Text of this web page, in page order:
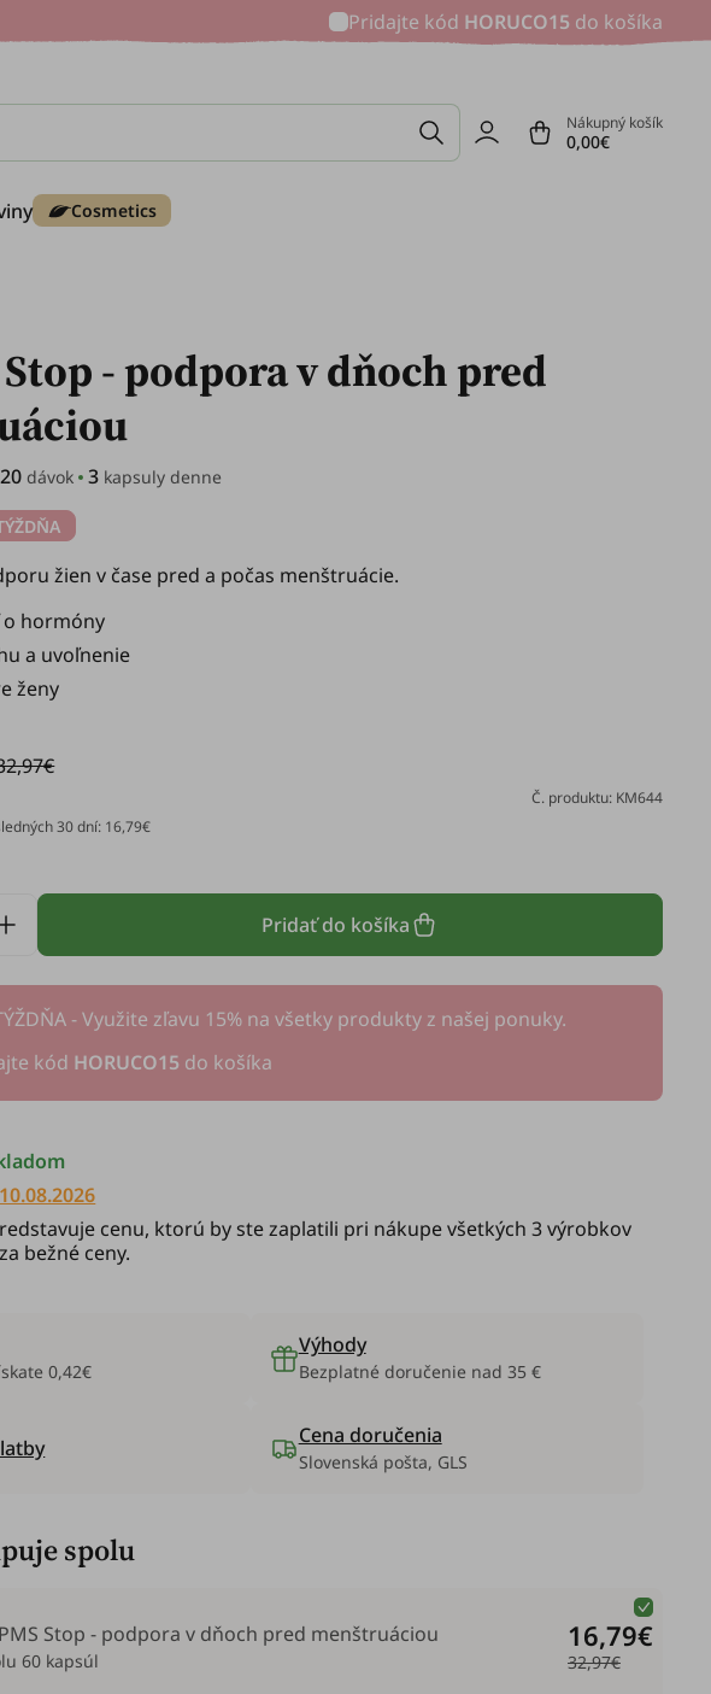
Pridajte kód HORUCO15 do košíka
Nákupný košík
0,00€
Cosmetics
Stop - podpora v dňoch pred
20 dávok 3 kapsuly denne
žien v čase pred a počas menštruácie.
hormóny
a uvoľnenie
ženy
Č. produktu: KM644
30 dní: 16,79€
Pridať do košíka
- Využite zľavu 15% na všetky produkty z našej ponuky.
kód HORUCO15 do košíka
10.08.2026
cenu, ktorú by ste zaplatili pri nákupe všetkých 3 výrobkov
bežné ceny.
0,42€
Výhody
Bezplatné doručenie nad 35 €
Cena doručenia
Slovenská pošta, GLS
spolu
Stop - podpora v dňoch pred menštruáciou
60 kapsúl
16,79€
32,97€